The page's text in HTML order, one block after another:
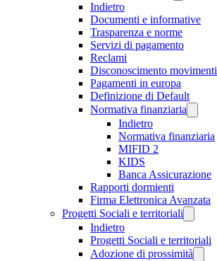
Indietro
Documenti e informative
Trasparenza e norme
Servizi di pagamento
Reclami
Disconoscimento movimenti
Pagamenti in europa
Definizione di Default
Normativa finanziaria
Indietro
Normativa finanziaria
MIFID 2
KIDS
Banca Assicurazione
Rapporti dormienti
Firma Elettronica Avanzata
Progetti Sociali e territoriali
Indietro
Progetti Sociali e territoriali
Adozione di prossimità